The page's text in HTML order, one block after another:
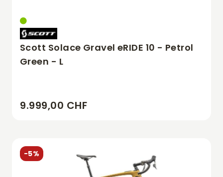
Scott Solace Gravel eRIDE 10 - Petrol
Green - L
9.999,00 CHF
-5%